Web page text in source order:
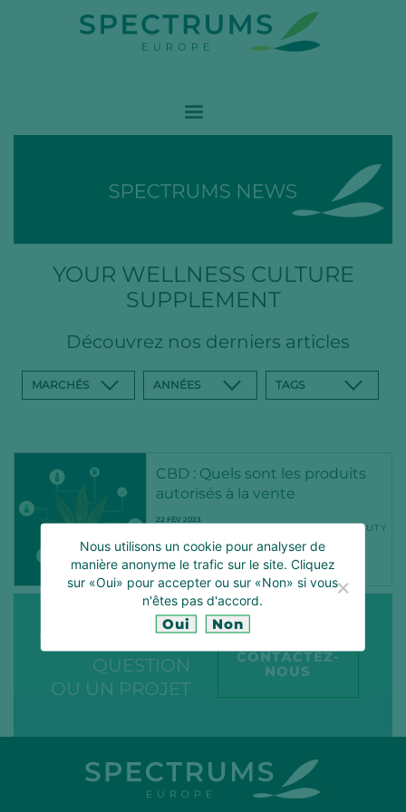
YOUR WELLNESS CULTURE
SUPPLEMENT
Découvrez nos derniers articles
MARCHÉS ANNÉES TAGS
CBD : Quels sont les produits
autorisés à la vente
22 FÉV 2023
CANNABINOÏDS CBD
CLEANBEAUTY
COMPLÉMENTSALIMENTAIRES
COSMETICS
COSMETIQUE
FEED
FOOD HEALTH
NEWS
VOUS AVEZ UNE
QUESTION
OU UN PROJET
CONTACTEZ-
NOUS
Nous utilisons un cookie pour analyser de
manière anonyme le trafic sur le site. Cliquez
sur «Oui» pour accepter ou sur «Non» si vous
n'êtes pas d'accord.
Oui Non